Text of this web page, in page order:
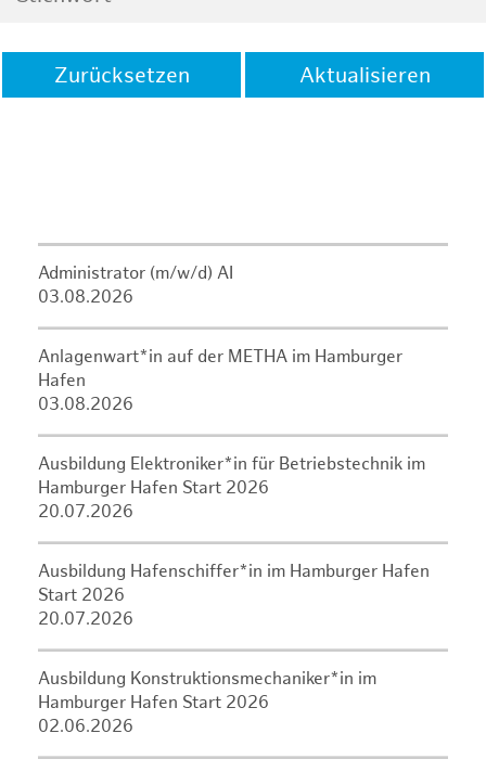
Zurücksetzen Aktualisieren
Administrator (m/w/d) AI
03.08.2026
Anlagenwart*in auf der METHA im Hamburger
Hafen
03.08.2026
Ausbildung Elektroniker*in für Betriebstechnik im
Hamburger Hafen Start 2026
20.07.2026
Ausbildung Hafenschiffer*in im Hamburger Hafen
Start 2026
20.07.2026
Ausbildung Konstruktionsmechaniker*in im
Hamburger Hafen Start 2026
02.06.2026